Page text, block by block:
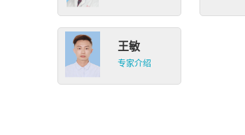
王敏
专家介绍